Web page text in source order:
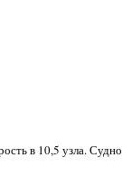
в 10,5 узла. Судно